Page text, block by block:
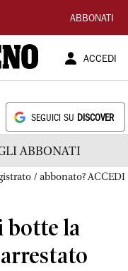
ABBONATI
ACCEDI
SEGUICI SU DISCOVER
ABBONATI
/ abbonato? ACCEDI
botte la